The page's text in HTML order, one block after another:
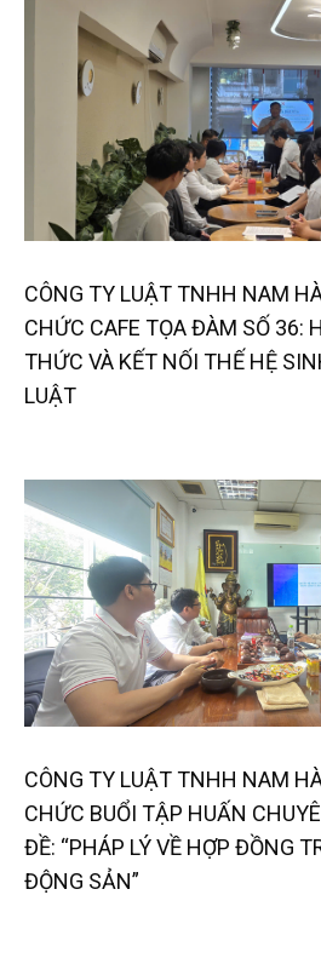
CÔNG TY LUẬT TNHH NAM
CHỨC CAFE TỌA ĐÀM SỐ 36:
THỨC VÀ KẾT NỐI THẾ HỆ
LUẬT
CÔNG TY LUẬT TNHH NAM
CHỨC BUỔI TẬP HUẤN
ĐỀ: “PHÁP LÝ VỀ HỢP ĐỒNG
ĐỘNG SẢN”